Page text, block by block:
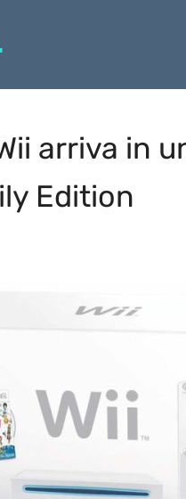
arriva in
Edition